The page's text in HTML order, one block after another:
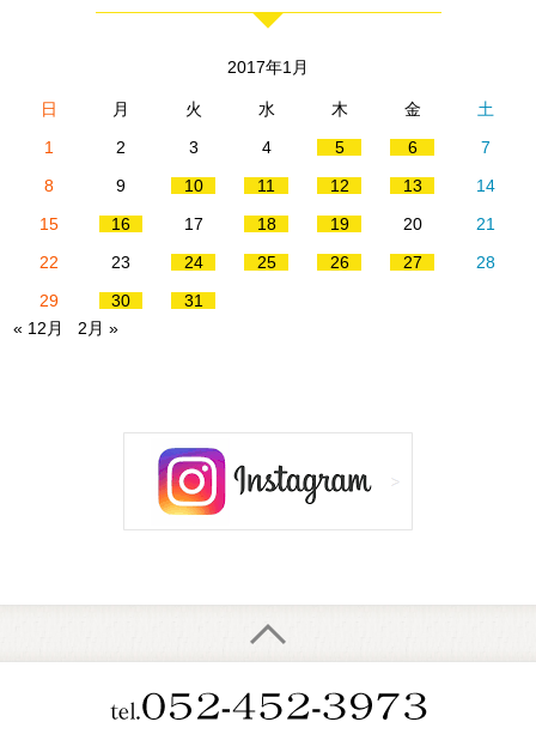
2017年1月
日 月 火 水 木 金
土
1
2 3 4 5 6
7
8
9 10 11 12 13
14
15
16 17 18 19 20
21
22
23 24 25 26 27
28
29
30
31
« 12月
2月 »